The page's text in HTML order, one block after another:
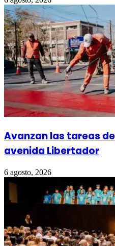
Avanzan las tareas
avenida Libertador
6 agosto, 2026